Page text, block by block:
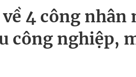
gia
thực tế
4 công nhân
công nghiệp,